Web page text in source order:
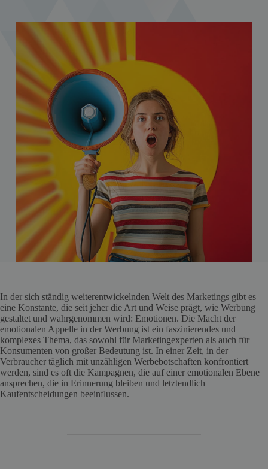
In der sich ständig weiterentwickelnden Welt des Marketings gibt es
eine Konstante, die seit jeher die Art und Weise prägt, wie Werbung
gestaltet und wahrgenommen wird: Emotionen. Die Macht der
emotionalen Appelle in der Werbung ist ein faszinierendes und
komplexes Thema, das sowohl für Marketingexperten als auch für
Konsumenten von großer Bedeutung ist. In einer Zeit, in der
Verbraucher täglich mit unzähligen Werbebotschaften konfrontiert
werden, sind es oft die Kampagnen, die auf einer emotionalen Ebene
ansprechen, die in Erinnerung bleiben und letztendlich
Kaufentscheidungen beeinflussen.